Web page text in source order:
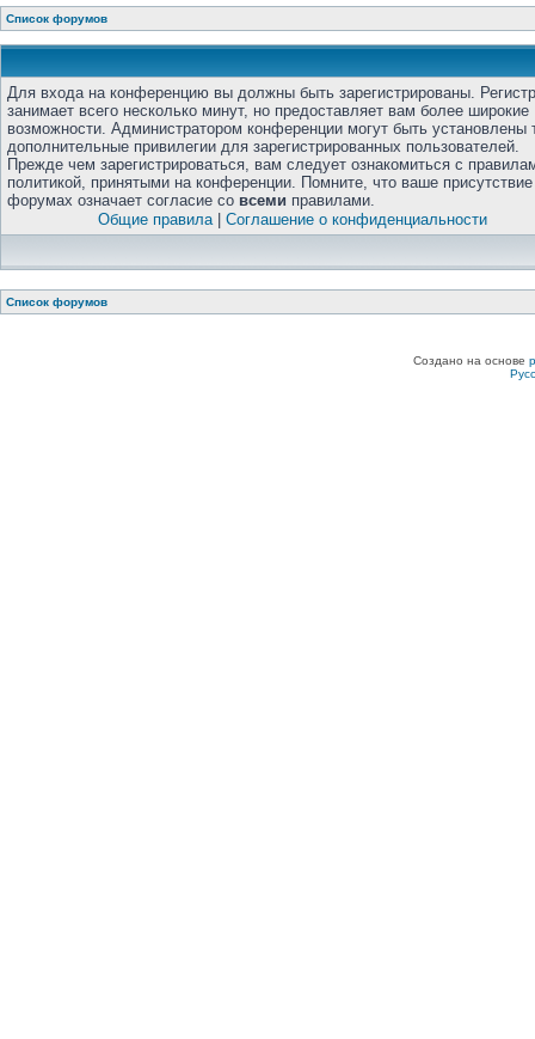
Список форумов
Для входа на конференцию вы должны быть зарегистрированы.
занимает всего несколько минут, но предоставляет вам более широкие
возможности. Администратором конференции могут быть установлены
дополнительные привилегии для зарегистрированных пользователей.
Прежде чем зарегистрироваться, вам следует ознакомиться с
политикой, принятыми на конференции. Помните, что ваше
форумах означает согласие со всеми правилами.
Общие правила| Соглашение о конфиденциальности
Список форумов
Создано на основе